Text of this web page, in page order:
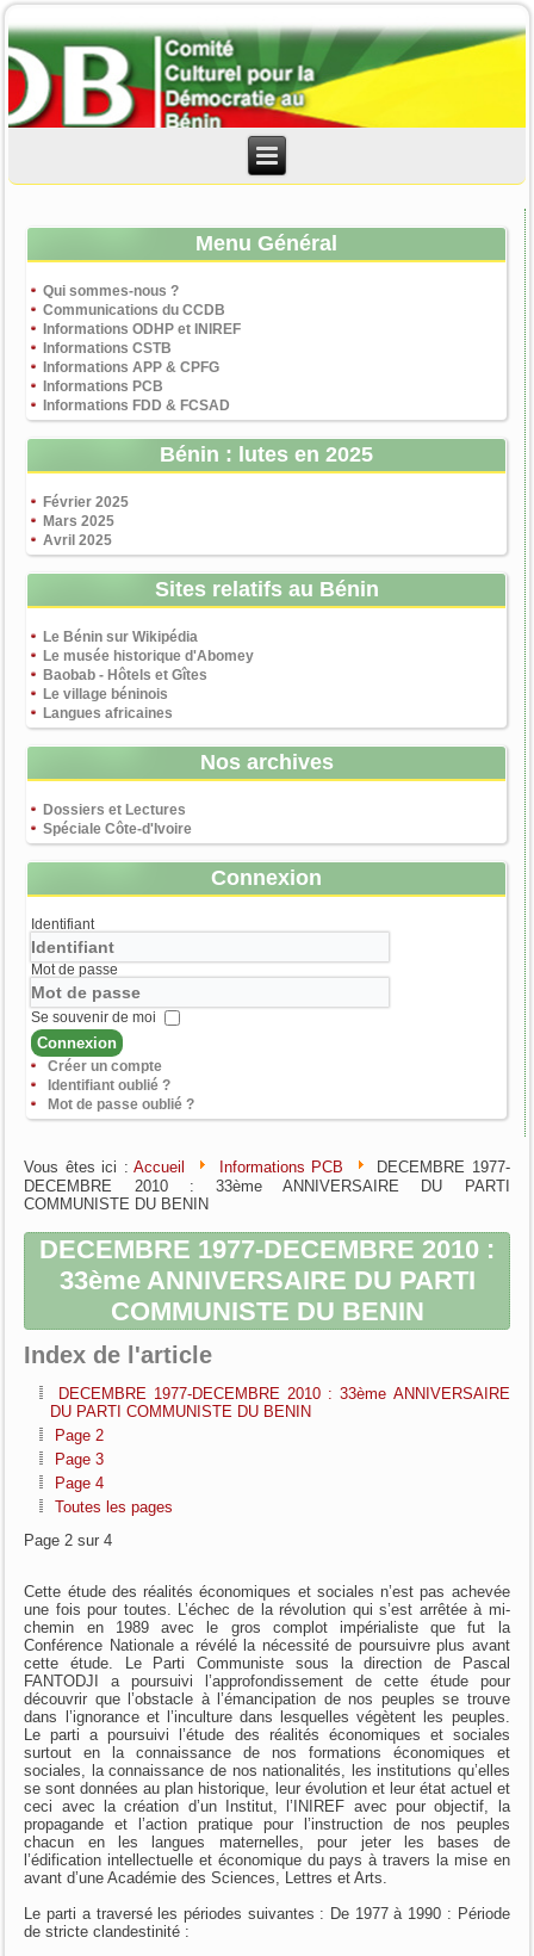
Menu Général
Qui sommes-nous ?
Communications du CCDB
Informations ODHP et INIREF
Informations CSTB
Informations APP & CPFG
Informations PCB
Informations FDD & FCSAD
Bénin : lutes en 2025
Février 2025
Mars 2025
Avril 2025
Sites relatifs au Bénin
Le Bénin sur Wikipédia
Le musée historique d'Abomey
Baobab - Hôtels et Gîtes
Le village béninois
Langues africaines
Nos archives
Dossiers et Lectures
Spéciale Côte-d'Ivoire
Connexion
Identifiant
Mot de passe
Se souvenir de moi
Connexion
Créer un compte
Identifiant oublié ?
Mot de passe oublié ?
Vous êtes ici :Accueil Informations PCB
DECEMBRE 1977-
DECEMBRE 2010 : 33ème ANNIVERSAIRE DU PARTI
COMMUNISTE DU BENIN
DECEMBRE 1977-DECEMBRE 2010 :
33ème ANNIVERSAIRE DU PARTI
COMMUNISTE DU BENIN
Index de l'article
DECEMBRE 1977-DECEMBRE 2010 : 33ème ANNIVERSAIRE
DU PARTI COMMUNISTE DU BENIN
Page 2
Page 3
Page 4
Toutes les pages
Page 2 sur 4
Cette étude des réalités économiques et sociales n’est pas achevée
une fois pour toutes. L’échec de la révolution qui s’est arrêtée à mi-
chemin en 1989 avec le gros complot impérialiste que fut la
Conférence Nationale a révélé la nécessité de poursuivre plus avant
cette étude. Le Parti Communiste sous la direction de Pascal
FANTODJI a poursuivi l’approfondissement de cette étude pour
découvrir que l’obstacle à l’émancipation de nos peuples se trouve
dans l’ignorance et l’inculture dans lesquelles végètent les peuples.
Le parti a poursuivi l’étude des réalités économiques et sociales
surtout en la connaissance de nos formations économiques et
sociales, la connaissance de nos nationalités, les institutions qu’elles
se sont données au plan historique, leur évolution et leur état actuel et
ceci avec la création d’un Institut, l’INIREF avec pour objectif, la
propagande et l’action pratique pour l’instruction de nos peuples
chacun en les langues maternelles, pour jeter les bases de
l’édification intellectuelle et économique du pays à travers la mise en
avant d’une Académie des Sciences, Lettres et Arts.
Le parti a traversé les périodes suivantes : De 1977 à 1990 : Période
de stricte clandestinité :